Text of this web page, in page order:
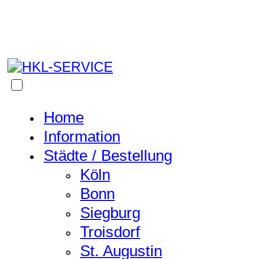
Home
Information
Städte / Bestellung
Köln
Bonn
Siegburg
Troisdorf
St. Augustin